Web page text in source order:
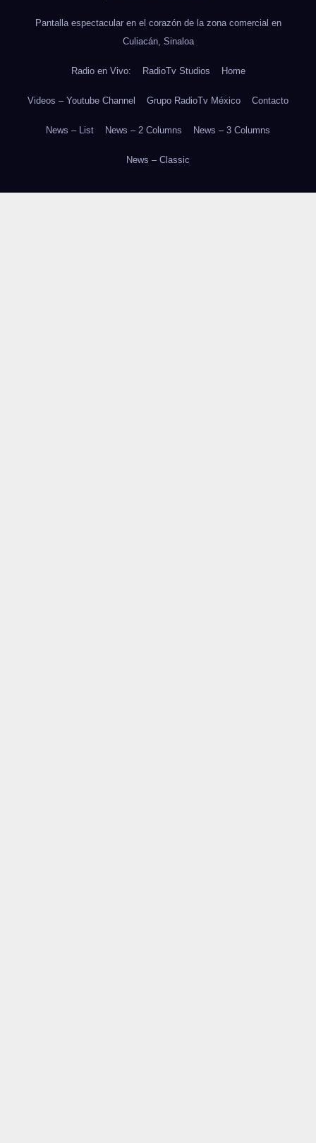
Pantalla espectacular en el corazón de la zona comercial en
Culiacán, Sinaloa
Radio en Vivo: RadioTv Studios Home
Videos – Youtube Channel Grupo RadioTv México Contacto
News – List News – 2 Columns News – 3 Columns
News – Classic